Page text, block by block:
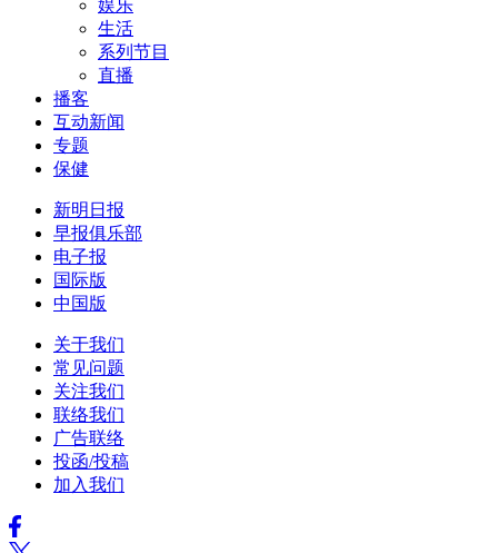
娱乐
生活
系列节目
直播
播客
互动新闻
专题
保健
新明日报
早报俱乐部
电子报
国际版
中国版
关于我们
常见问题
关注我们
联络我们
广告联络
投函/投稿
加入我们